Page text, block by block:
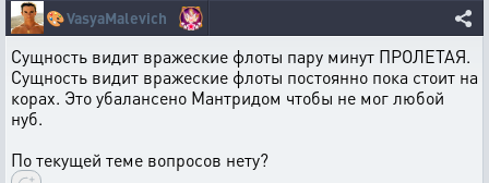
🎨VasyaMalevich
Сущность видит вражеские флоты пару минут ПРОЛЕТАЯ.
Сущность видит вражеские флоты постоянно пока стоит на
корах. Это убалансено Мантридом чтобы не мог любой
нуб.
По текущей теме вопросов нету?